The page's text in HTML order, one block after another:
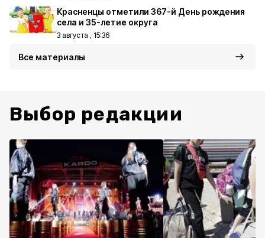
Красненцы отметили 367-й День рождения
села и 35-летие округа
3 августа , 15:36
Все материалы
Выбор редакции